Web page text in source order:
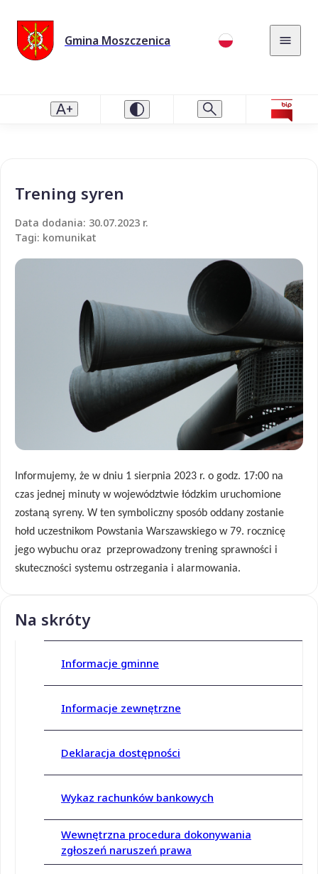
Gmina Moszczenica
Trening syren
Data dodania: 30.07.2023 r.
Tagi: komunikat
Informujemy, że w dniu 1 sierpnia 2023 r. o godz. 17:00 na
czas jednej minuty w województwie łódzkim uruchomione
zostaną syreny. W ten symboliczny sposób oddany zostanie
hołd uczestnikom Powstania Warszawskiego w 79. rocznicę
jego wybuchu oraz przeprowadzony trening sprawności i
skuteczności systemu ostrzegania i alarmowania.
Na skróty
Informacje gminne
Informacje zewnętrzne
Deklaracja dostępności
Wykaz rachunków bankowych
Wewnętrzna procedura dokonywania
zgłoszeń naruszeń prawa